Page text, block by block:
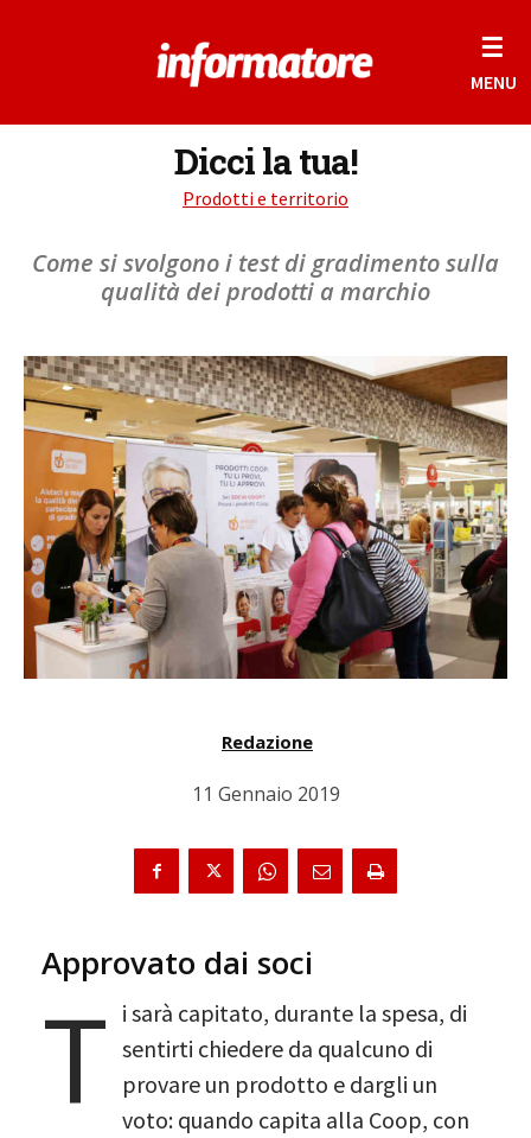
☰
MENU
Dicci la tua!
Prodotti e territorio
Come si svolgono i test di gradimento sulla
qualità dei prodotti a marchio
Redazione
11 Gennaio 2019
Approvato dai soci
T i sarà capitato, durante la spesa, di
sentirti chiedere da qualcuno di
provare un prodotto e dargli un
voto: quando capita alla Coop, con